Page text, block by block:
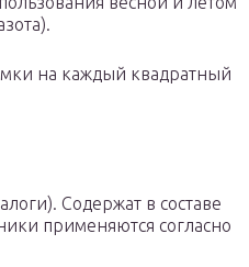
на каждый квадратный
Содержат в составе
применяются согласно